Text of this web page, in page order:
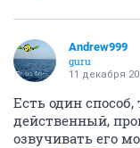
Andrew999
guru
11 декабря
Есть один
действенный,
озвучивать его